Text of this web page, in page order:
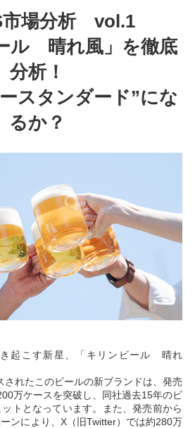
市場分析 vol.1
ル 晴れ風」を徹底
分析！
スタンダード”にな
るか？
起こす新星、「キリンビール 晴れ
されたこのビールの新ブランドは、発売
万ケースを突破し、同社過去15年のビ
トとなっています。また、発売前から
ンにより、X（旧Twitter）では約280万